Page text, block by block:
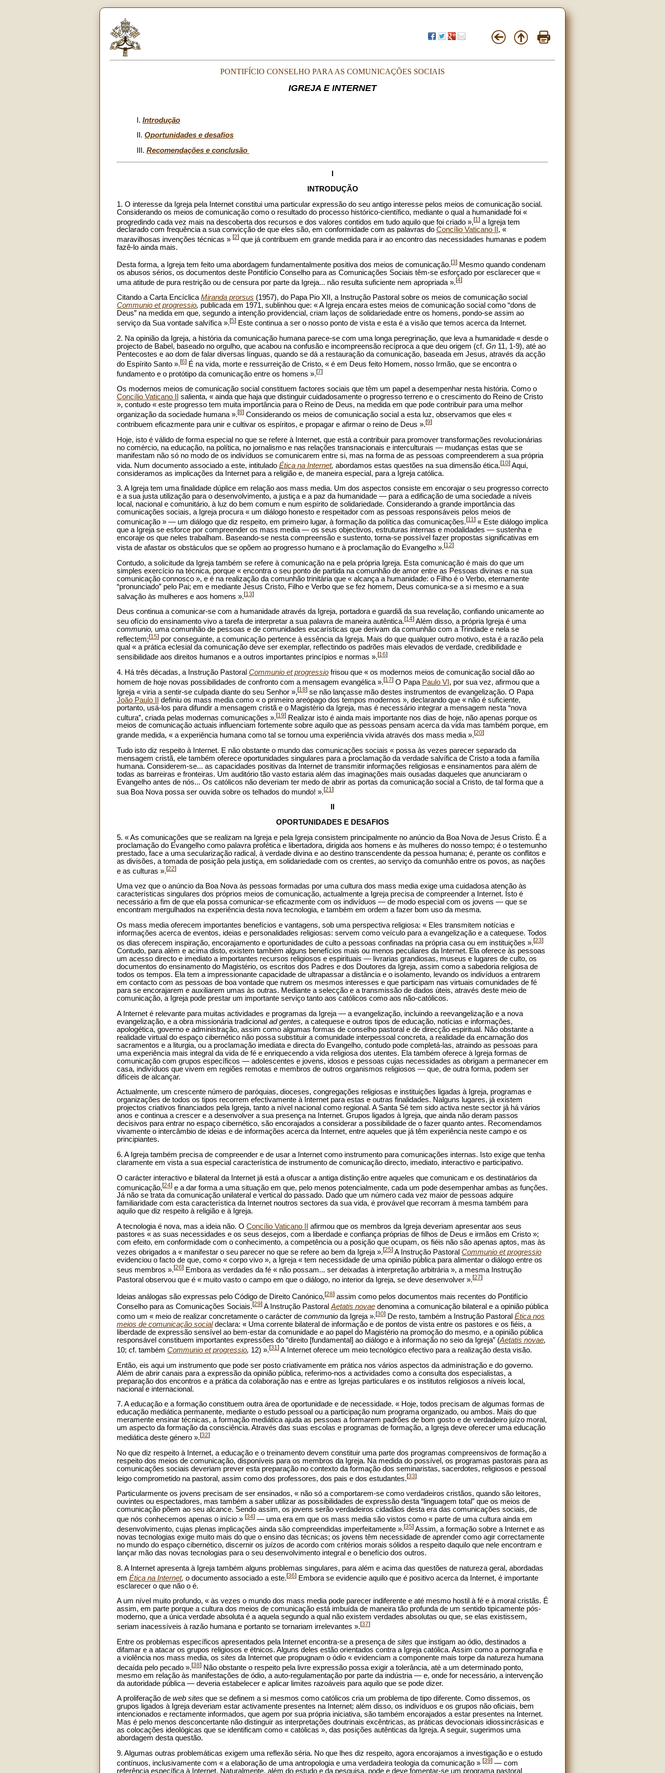
PONTIFÍCIO CONSELHO PARA AS COMUNICAÇÕES SOCIAIS
IGREJA E INTERNET
I. Introdução
II. Oportunidades e desafios
III. Recomendações e conclusão
INTRODUÇÃO
1. O interesse da Igreja pela Internet constitui uma particular expressão do seu antigo interesse pelos meios de comunicação social.
Considerando os meios de comunicação como o resultado do processo histórico-científico, mediante o qual a humanidade foi «
progredindo cada vez mais na descoberta dos recursos e dos valores contidos em tudo aquilo que foi criado »,[1 ] a Igreja tem
declarado com frequência a sua convicção de que eles são, em conformidade com as palavras do Concílio Vaticano II , «
maravilhosas invenções técnicas » [2] que já contribuem em grande medida para ir ao encontro das necessidades humanas e podem
fazê-lo ainda mais.
Desta forma, a Igreja tem feito uma abordagem fundamentalmente positiva dos meios de comunicação.[3] Mesmo quando condenam
os abusos sérios, os documentos deste Pontifício Conselho para as Comunicações Sociais têm-se esforçado por esclarecer que «
uma atitude de pura restrição ou de censura por parte da Igreja... não resulta suficiente nem apropriada ».[4]
Citando a Carta EncíclicaMiranda prorsus (1957), do Papa Pio XII, a Instrução Pastoral sobre os meios de comunicação social
Communio et progressio, publicada em 1971, sublinhou que: « A Igreja encara estes meios de comunicação social como “dons de
Deus” na medida em que, segundo a intenção providencial, criam laços de solidariedade entre os homens, pondo-se assim ao
serviço da Sua vontade salvífica ».[5] Este continua a ser o nosso ponto de vista e esta é a visão que temos acerca da Internet.
2. Na opinião da Igreja, a história da comunicação humana parece-se com uma longa peregrinação, que leva a humanidade « desde o
projecto de Babel, baseado no orgulho, que acabou na confusão e incompreensão recíproca a que deu origem (cf. Gn 11, 1-9), até ao
Pentecostes e ao dom de falar diversas línguas, quando se dá a restauração da comunicação, baseada em Jesus, através da acção
do Espírito Santo ».[6] É na vida, morte e ressurreição de Cristo, « é em Deus feito Homem, nosso Irmão, que se encontra o
fundamento e o protótipo da comunicação entre os homens ».[7]
Os modernos meios de comunicação social constituem factores sociais que têm um papel a desempenhar nesta história. Como o
Concílio Vaticano II
salienta, « ainda que haja que distinguir cuidadosamente o progresso terreno e o crescimento do Reino de Cristo
», contudo « este progresso tem muita importância para o Reino de Deus, na medida em que pode contribuir para uma melhor
organização da sociedade humana ».[8] Considerando os meios de comunicação social a esta luz, observamos que eles «
contribuem eficazmente para unir e cultivar os espíritos, e propagar e afirmar o reino de Deus ».[9]
Hoje, isto é válido de forma especial no que se refere à Internet, que está a contribuir para promover transformações revolucionárias
no comércio, na educação, na política, no jornalismo e nas relações transnacionais e interculturais — mudanças estas que se
manifestam não só no modo de os indivíduos se comunicarem entre si, mas na forma de as pessoas compreenderem a sua própria
vida. Num documento associado a este, intitulado Ética na Internet, abordamos estas questões na sua dimensão ética.[10] Aqui,
consideramos as implicações da Internet para a religião e, de maneira especial, para a Igreja católica.
3. A Igreja tem uma finalidade dúplice em relação aos mass media. Um dos aspectos consiste em encorajar o seu progresso correcto
e a sua justa utilização para o desenvolvimento, a justiça e a paz da humanidade — para a edificação de uma sociedade a níveis
local, nacional e comunitário, à luz do bem comum e num espírito de solidariedade. Considerando a grande importância das
comunicações sociais, a Igreja procura « um diálogo honesto e respeitador com as pessoas responsáveis pelos meios de
comunicação » — um diálogo que diz respeito, em primeiro lugar, à formação da política das comunicações.[11] « Este diálogo implica
que a Igreja se esforce por compreender os mass media — os seus objectivos, estruturas internas e modalidades — sustenha e
encoraje os que neles trabalham. Baseando-se nesta compreensão e sustento, torna-se possível fazer propostas significativas em
vista de afastar os obstáculos que se opõem ao progresso humano e à proclamação do Evangelho ».[12]
Contudo, a solicitude da Igreja também se refere à comunicação na e pela própria Igreja. Esta comunicação é mais do que um
simples exercício na técnica, porque « encontra o seu ponto de partida na comunhão de amor entre as Pessoas divinas e na sua
comunicação connosco », e é na realização da comunhão trinitária que « alcança a humanidade: o Filho é o Verbo, eternamente
“pronunciado” pelo Pai; em e mediante Jesus Cristo, Filho e Verbo que se fez homem, Deus comunica-se a si mesmo e a sua
salvação às mulheres e aos homens ».[13]
Deus continua a comunicar-se com a humanidade através da Igreja, portadora e guardiã da sua revelação, confiando unicamente ao
seu ofício do ensinamento vivo a tarefa de interpretar a sua palavra de maneira autêntica.[14] Além disso, a própria Igreja é uma
communio, uma comunhão de pessoas e de comunidades eucarísticas que derivam da comunhão com a Trindade e nela se
reflectem;[15] por conseguinte, a comunicação pertence à essência da Igreja. Mais do que qualquer outro motivo, esta é a razão pela
qual « a prática eclesial da comunicação deve ser exemplar, reflectindo os padrões mais elevados de verdade, credibilidade e
sensibilidade aos direitos humanos e a outros importantes princípios e normas ».[16]
4. Há três décadas, a Instrução Pastoral Communio et progressio frisou que « os modernos meios de comunicação social dão ao
homem de hoje novas possibilidades de confronto com a mensagem evangélica ».[17] O Papa Paulo VI , por sua vez, afirmou que a
Igreja « viria a sentir-se culpada diante do seu Senhor »,[18] se não lançasse mão destes instrumentos de evangelização. O Papa
João Paulo II definiu os mass media como « o primeiro areópago dos tempos modernos », declarando que « não é suficiente,
portanto, usá-los para difundir a mensagem cristã e o Magistério da Igreja, mas é necessário integrar a mensagem nesta “nova
cultura”, criada pelas modernas comunicações ».[19] Realizar isto é ainda mais importante nos dias de hoje, não apenas porque os
meios de comunicação actuais influenciam fortemente sobre aquilo que as pessoas pensam acerca da vida mas também porque, em
grande medida, « a experiência humana como tal se tornou uma experiência vivida através dos mass media ».[20]
Tudo isto diz respeito à Internet. E não obstante o mundo das comunicações sociais « possa às vezes parecer separado da
mensagem cristã, ele também oferece oportunidades singulares para a proclamação da verdade salvífica de Cristo a toda a família
humana. Considerem-se... as capacidades positivas da Internet de transmitir informações religiosas e ensinamentos para além de
todas as barreiras e fronteiras. Um auditório tão vasto estaria além das imaginações mais ousadas daqueles que anunciaram o
Evangelho antes de nós... Os católicos não deveriam ter medo de abrir as portas da comunicação social a Cristo, de tal forma que a
sua Boa Nova possa ser ouvida sobre os telhados do mundo! ».[21]
OPORTUNIDADES E DESAFIOS
5. « As comunicações que se realizam na Igreja e pela Igreja consistem principalmente no anúncio da Boa Nova de Jesus Cristo. É a
proclamação do Evangelho como palavra profética e libertadora, dirigida aos homens e às mulheres do nosso tempo; é o testemunho
prestado, face a uma secularização radical, à verdade divina e ao destino transcendente da pessoa humana; é, perante os conflitos e
as divisões, a tomada de posição pela justiça, em solidariedade com os crentes, ao serviço da comunhão entre os povos, as nações
e as culturas ».[22]
Uma vez que o anúncio da Boa Nova às pessoas formadas por uma cultura dos mass media exige uma cuidadosa atenção às
características singulares dos próprios meios de comunicação, actualmente a Igreja precisa de compreender a Internet. Isto é
necessário a fim de que ela possa comunicar-se eficazmente com os indivíduos — de modo especial com os jovens — que se
encontram mergulhados na experiência desta nova tecnologia, e também em ordem a fazer bom uso da mesma.
Os mass media oferecem importantes benefícios e vantagens, sob uma perspectiva religiosa: « Eles transmitem notícias e
informações acerca de eventos, ideias e personalidades religiosas: servem como veículo para a evangelização e a catequese. Todos
os dias oferecem inspiração, encorajamento e oportunidades de culto a pessoas confinadas na própria casa ou em instituições ».[23]
Contudo, para além e acima disto, existem também alguns benefícios mais ou menos peculiares da Internet. Ela oferece às pessoas
um acesso directo e imediato a importantes recursos religiosos e espirituais — livrarias grandiosas, museus e lugares de culto, os
documentos do ensinamento do Magistério, os escritos dos Padres e dos Doutores da Igreja, assim como a sabedoria religiosa de
todos os tempos. Ela tem a impressionante capacidade de ultrapassar a distância e o isolamento, levando os indivíduos a entrarem
em contacto com as pessoas de boa vontade que nutrem os mesmos interesses e que participam nas virtuais comunidades de fé
para se encorajarem e auxiliarem umas às outras. Mediante a selecção e a transmissão de dados úteis, através deste meio de
comunicação, a Igreja pode prestar um importante serviço tanto aos católicos como aos não-católicos.
A Internet é relevante para muitas actividades e programas da Igreja — a evangelização, incluindo a reevangelização e a nova
evangelização, e a obra missionária tradicional ad gentes, a catequese e outros tipos de educação, notícias e informações,
apologética, governo e administração, assim como algumas formas de conselho pastoral e de direcção espiritual. Não obstante a
realidade virtual do espaço cibernético não possa substituir a comunidade interpessoal concreta, a realidade da encarnação dos
sacramentos e a liturgia, ou a proclamação imediata e directa do Evangelho, contudo pode completá-las, atraindo as pessoas para
uma experiência mais integral da vida de fé e enriquecendo a vida religiosa dos utentes. Ela também oferece à Igreja formas de
comunicação com grupos específicos — adolescentes e jovens, idosos e pessoas cujas necessidades as obrigam a permanecer em
casa, indivíduos que vivem em regiões remotas e membros de outros organismos religiosos — que, de outra forma, podem ser
difíceis de alcançar.
Actualmente, um crescente número de paróquias, dioceses, congregações religiosas e instituições ligadas à Igreja, programas e
organizações de todos os tipos recorrem efectivamente à Internet para estas e outras finalidades. Nalguns lugares, já existem
projectos criativos financiados pela Igreja, tanto a nível nacional como regional. A Santa Sé tem sido activa neste sector já há vários
anos e continua a crescer e a desenvolver a sua presença na Internet. Grupos ligados à Igreja, que ainda não deram passos
decisivos para entrar no espaço cibernético, são encorajados a considerar a possibilidade de o fazer quanto antes. Recomendamos
vivamente o intercâmbio de ideias e de informações acerca da Internet, entre aqueles que já têm experiência neste campo e os
principiantes.
6. A Igreja também precisa de compreender e de usar a Internet como instrumento para comunicações internas. Isto exige que tenha
claramente em vista a sua especial característica de instrumento de comunicação directo, imediato, interactivo e participativo.
O carácter interactivo e bilateral da Internet já está a ofuscar a antiga distinção entre aqueles que comunicam e os destinatários da
comunicação,[24] e a dar forma a uma situação em que, pelo menos potencialmente, cada um pode desempenhar ambas as funções.
Já não se trata da comunicação unilateral e vertical do passado. Dado que um número cada vez maior de pessoas adquire
familiaridade com esta característica da Internet noutros sectores da sua vida, é provável que recorram à mesma também para
aquilo que diz respeito à religião e à Igreja.
A tecnologia é nova, mas a ideia não. O Concílio Vaticano II
afirmou que os membros da Igreja deveriam apresentar aos seus
pastores « as suas necessidades e os seus desejos, com a liberdade e confiança próprias de filhos de Deus e irmãos em Cristo »;
com efeito, em conformidade com o conhecimento, a competência ou a posição que ocupam, os fiéis não são apenas aptos, mas às
vezes obrigados a « manifestar o seu parecer no que se refere ao bem da Igreja ».[25] A Instrução Pastoral Communio et progressio
evidenciou o facto de que, como « corpo vivo », a Igreja « tem necessidade de uma opinião pública para alimentar o diálogo entre os
seus membros ».[26] Embora as verdades da fé « não possam... ser deixadas à interpretação arbitrária », a mesma Instrução
Pastoral observou que é « muito vasto o campo em que o diálogo, no interior da Igreja, se deve desenvolver ».[27]
Ideias análogas são expressas pelo Código de Direito Canónico,[28] assim como pelos documentos mais recentes do Pontifício
Conselho para as Comunicações Sociais.[29] A Instrução Pastoral Aetatis novae denomina a comunicação bilateral e a opinião pública
como um « meio de realizar concretamente o carácter de communio da Igreja ».[30] De resto, também a Instrução Pastoral Ética nos
meios de comunicação social declara: « Uma corrente bilateral de informação e de pontos de vista entre os pastores e os fiéis, a
liberdade de expressão sensível ao bem-estar da comunidade e ao papel do Magistério na promoção do mesmo, e a opinião pública
responsável constituem importantes expressões do “direito [fundamental] ao diálogo e à informação no seio da Igreja” (Aetatis novae,
10; cf. também Communio et progressio, 12) ».[31] A Internet oferece um meio tecnológico efectivo para a realização desta visão.
Então, eis aqui um instrumento que pode ser posto criativamente em prática nos vários aspectos da administração e do governo.
Além de abrir canais para a expressão da opinião pública, referimo-nos a actividades como a consulta dos especialistas, a
preparação dos encontros e a prática da colaboração nas e entre as Igrejas particulares e os institutos religiosos a níveis local,
nacional e internacional.
7. A educação e a formação constituem outra área de oportunidade e de necessidade. « Hoje, todos precisam de algumas formas de
educação mediática permanente, mediante o estudo pessoal ou a participação num programa organizado, ou ambos. Mais do que
meramente ensinar técnicas, a formação mediática ajuda as pessoas a formarem padrões de bom gosto e de verdadeiro juízo moral,
um aspecto da formação da consciência. Através das suas escolas e programas de formação, a Igreja deve oferecer uma educação
mediática deste género ».[32]
No que diz respeito à Internet, a educação e o treinamento devem constituir uma parte dos programas compreensivos de formação a
respeito dos meios de comunicação, disponíveis para os membros da Igreja. Na medida do possível, os programas pastorais para as
comunicações sociais deveriam prever esta preparação no contexto da formação dos seminaristas, sacerdotes, religiosos e pessoal
leigo comprometido na pastoral, assim como dos professores, dos pais e dos estudantes.[33]
Particularmente os jovens precisam de ser ensinados, « não só a comportarem-se como verdadeiros cristãos, quando são leitores,
ouvintes ou espectadores, mas também a saber utilizar as possibilidades de expressão desta “linguagem total” que os meios de
comunicação põem ao seu alcance. Sendo assim, os jovens serão verdadeiros cidadãos desta era das comunicações sociais, de
que nós conhecemos apenas o início » [34] — uma era em que os mass media são vistos como « parte de uma cultura ainda em
desenvolvimento, cujas plenas implicações ainda são compreendidas imperfeitamente ».[35] Assim, a formação sobre a Internet e as
novas tecnologias exige muito mais do que o ensino das técnicas; os jovens têm necessidade de aprender como agir correctamente
no mundo do espaço cibernético, discernir os juízos de acordo com critérios morais sólidos a respeito daquilo que nele encontram e
lançar mão das novas tecnologias para o seu desenvolvimento integral e o benefício dos outros.
8. A Internet apresenta à Igreja também alguns problemas singulares, para além e acima das questões de natureza geral, abordadas
em Ética na Internet, o documento associado a este.[36] Embora se evidencie aquilo que é positivo acerca da Internet, é importante
esclarecer o que não o é.
A um nível muito profundo, « às vezes o mundo dos mass media pode parecer indiferente e até mesmo hostil à fé e à moral cristãs. É
assim, em parte porque a cultura dos meios de comunicação está imbuída de maneira tão profunda de um sentido tipicamente pós-
moderno, que a única verdade absoluta é a aquela segundo a qual não existem verdades absolutas ou que, se elas existissem,
seriam inacessíveis à razão humana e portanto se tornariam irrelevantes ».[37]
Entre os problemas específicos apresentados pela Internet encontra-se a presença de sites que instigam ao ódio, destinados a
difamar e a atacar os grupos religiosos e étnicos. Alguns deles estão orientados contra a Igreja católica. Assim como a pornografia e
a violência nos mass media, os sites da Internet que propugnam o ódio « evidenciam a componente mais torpe da natureza humana
decaída pelo pecado ».[38] Não obstante o respeito pela livre expressão possa exigir a tolerância, até a um determinado ponto,
mesmo em relação às manifestações de ódio, a auto-regulamentação por parte da indústria — e, onde for necessário, a intervenção
da autoridade pública — deveria estabelecer e aplicar limites razoáveis para aquilo que se pode dizer.
A proliferação de web sites que se definem a si mesmos como católicos cria um problema de tipo diferente. Como dissemos, os
grupos ligados à Igreja deveriam estar activamente presentes na Internet; além disso, os indivíduos e os grupos não oficiais, bem
intencionados e rectamente informados, que agem por sua própria iniciativa, são também encorajados a estar presentes na Internet.
Mas é pelo menos desconcertante não distinguir as interpretações doutrinais excêntricas, as práticas devocionais idiossincrásicas e
as colocações ideológicas que se identificam como « católicas », das posições autênticas da Igreja. A seguir, sugerimos uma
abordagem desta questão.
9. Algumas outras problemáticas exigem uma reflexão séria. No que lhes diz respeito, agora encorajamos a investigação e o estudo
contínuos, inclusivamente com « a elaboração de uma antropologia e uma verdadeira teologia da comunicação » [39] — com
referência específica à Internet. Naturalmente, além do estudo e da pesquisa, pode e deve fomentar-se um programa pastoral